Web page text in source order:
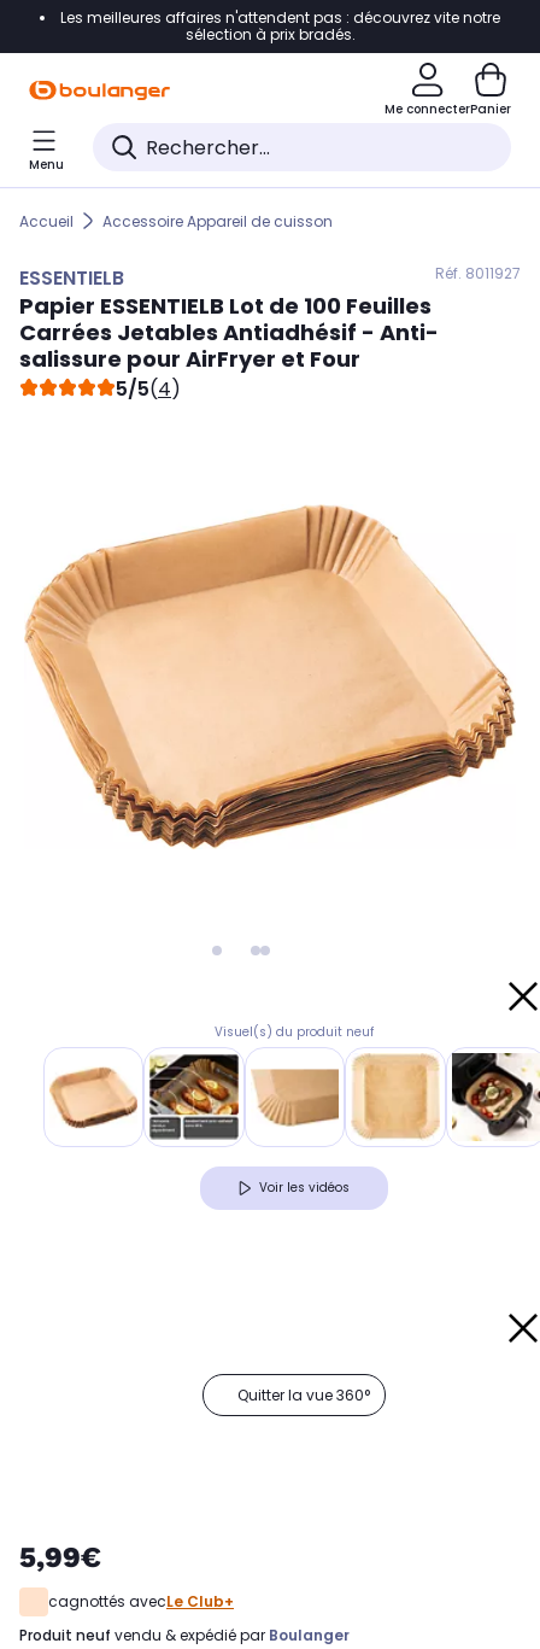
Accéder directement à la navigation
Accéder directement au pied de page
Accéder directement au chatbot
Les meilleures affaires n'attendent pas : découvrez vite notre
sélection à prix bradés.
Me connecterPanier
Menu
Accueil Accessoire Appareil de cuisson
ESSENTIELB Réf. 8011927
Papier ESSENTIELB Lot de 100 Feuilles
Carrées Jetables Antiadhésif - Anti-
salissure pour AirFryer et Four
5/5(4)
Visuel(s) du produit neuf
Voir les vidéos
Quitter la vue 360°
5,99€
cagnottés avecLe Club+
produit neuf vendu & expédié par Boulanger